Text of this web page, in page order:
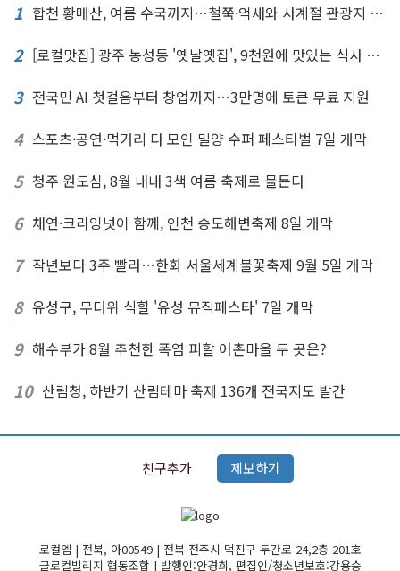
1
합천 황매산, 여름 수국까지…철쭉·억새와 사계절 관광지 완성
2 [로컬맛집] 광주 농성동 '옛날옛집', 9천원에 맛있는 식사 한끼
3 전국민 AI 첫걸음부터 창업까지…3만명에 토큰 무료 지원
4 스포츠·공연·먹거리 다 모인 밀양 수퍼 페스티벌 7일 개막
5 청주 원도심, 8월 내내 3색 여름 축제로 물든다
6 채연·크라잉넛이 함께, 인천 송도해변축제 8일 개막
7 작년보다 3주 빨라…한화 서울세계불꽃축제 9월 5일 개막
8 유성구, 무더위 식힐 '유성 뮤직페스타' 7일 개막
9 해수부가 8월 추천한 폭염 피할 어촌마을 두 곳은?
10 산림청, 하반기 산림테마 축제 136개 전국지도 발간
친구추가 제보하기
로컬엠 | 전북, 아00549 | 전북 전주시 덕진구 두간로 24,2층 201호
글로컬빌리지 협동조합 | 발행인:안경희, 편집인/청소년보호:강용승